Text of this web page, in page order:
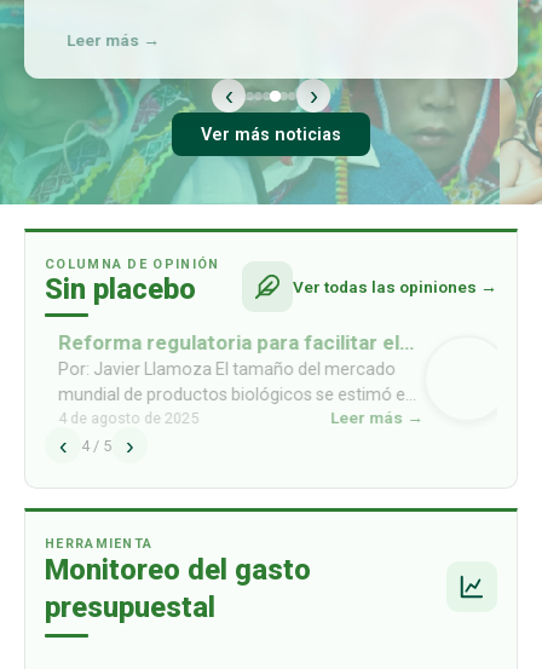
Leer más →
‹ ›
Ver más noticias
COLUMNA DE OPINIÓN
Sin placebo Ver todas las opiniones →
Reforma regulatoria para facilitar el
acceso a biosimilares
Por: Javier Llamoza El tamaño del mercado
mundial de productos biológicos se estimó en
USD 461mil millones en 2022, y se prevé que
alcance los USD 1009 mil millones para 2030.
4 de agosto de 2025 Leer más →
‹ 4 / 5 ›
HERRAMIENTA
Monitoreo del gasto
presupuestal